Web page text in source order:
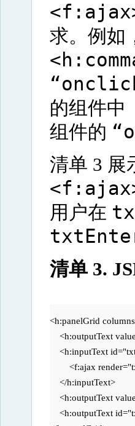
求。例如
的组件中
组件的
清单 3 展
用户在
清单 3.
<h:panelGrid
<h:outputText
<h:inputText
<f:ajax
    </h:inputText>
<h:outputText
<h:outputText